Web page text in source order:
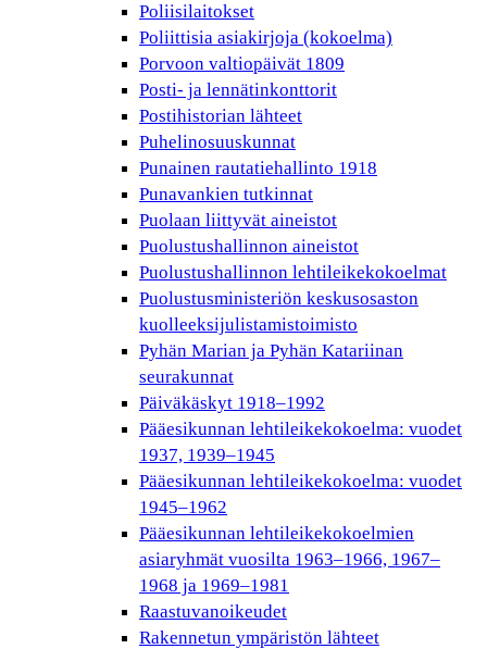
Poliisilaitokset
Poliittisia asiakirjoja (kokoelma)
Porvoon valtiopäivät 1809
Posti- ja lennätinkonttorit
Postihistorian lähteet
Puhelinosuuskunnat
Punainen rautatiehallinto 1918
Punavankien tutkinnat
Puolaan liittyvät aineistot
Puolustushallinnon aineistot
Puolustushallinnon lehtileikekokoelmat
Puolustusministeriön keskusosaston
kuolleeksijulistamistoimisto
Pyhän Marian ja Pyhän Katariinan
seurakunnat
Päiväkäskyt 1918–1992
Pääesikunnan lehtileikekokoelma: vuodet
1937, 1939–1945
Pääesikunnan lehtileikekokoelma: vuodet
1945–1962
Pääesikunnan lehtileikekokoelmien
asiaryhmät vuosilta 1963–1966, 1967–
1968 ja 1969–1981
Raastuvanoikeudet
Rakennetun ympäristön lähteet